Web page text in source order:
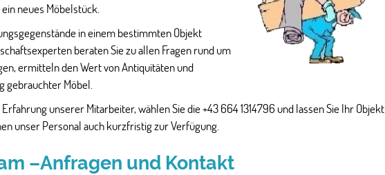
neues Möbelstück.
in einem bestimmten Objekt
beraten Sie zu allen Fragen rund um
ermitteln den Wert von Antiquitäten und
gebrauchter Möbel.
unserer Mitarbeiter, wählen Sie die +43 664 1314796 und lassen Sie Ihr Objekt
unser Personal auch kurzfristig zur Verfügung.
–Anfragen und Kontakt